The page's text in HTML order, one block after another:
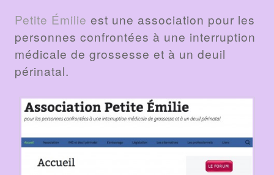
Petite Émilie est une association pour les
personnes confrontées à une interruption
médicale de grossesse et à un deuil
périnatal.